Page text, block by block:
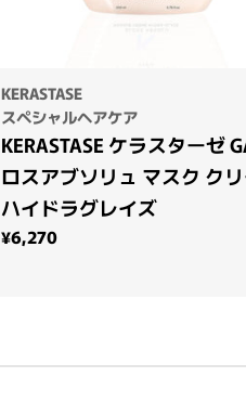
KERASTASE
スペシャルヘアケア
KERASTASE ケラスターゼ
ロスアブソリュ マスク ク
ハイドラグレイズ
通常価格
¥6,270